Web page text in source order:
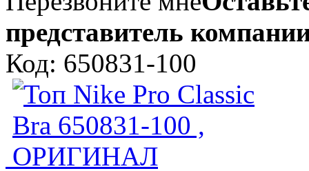
представитель
Код: 650831-100